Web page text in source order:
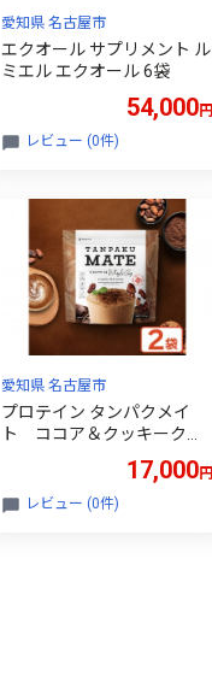
愛知県 名古屋市
エクオール サプリメント ル
ミエル エクオール 6袋
54,000円
レビュー (0件)
愛知県 名古屋市
プロテイン タンパクメイ
ト ココア＆クッキークラ
17,000円
レビュー (0件)